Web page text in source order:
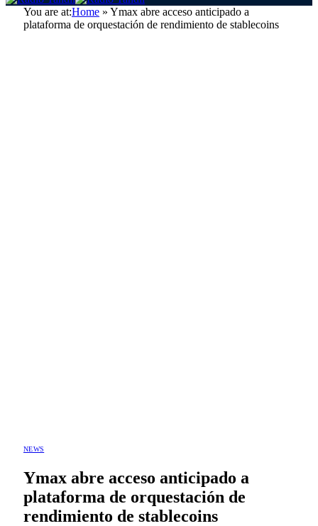
You are at:Home » Ymax abre acceso anticipado a
plataforma de orquestación de rendimiento de stablecoins
NEWS
Ymax abre acceso anticipado a
plataforma de orquestación de
rendimiento de stablecoins